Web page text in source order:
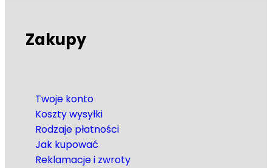
Zakupy
Twoje konto
Koszty wysyłki
Rodzaje płatności
Jak kupować
Reklamacje i zwroty